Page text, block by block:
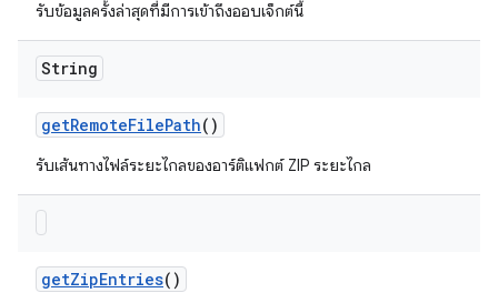
รับข้อมูลครั้งล่าสุดที่มีการเข้าถึงออบเจ็กต์นี้
String
getRemoteFilePath()
รับเส้นทางไฟล์ระยะไกลของอาร์ติแฟกต์ ZIP ระยะไกล
getZipEntries()